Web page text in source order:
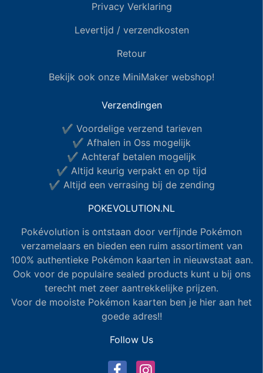
Privacy Verklaring
Levertijd / verzendkosten
Retour
Bekijk ook onze MiniMaker webshop!
Verzendingen
✔ Voordelige verzend tarieven
✔ Afhalen in Oss mogelijk
✔ Achteraf betalen mogelijk
✔ Altijd keurig verpakt en op tijd
✔ Altijd een verrasing bij de zending
POKEVOLUTION.NL
Pokévolution is ontstaan door verfijnde Pokémon
verzamelaars en bieden een ruim assortiment van
100% authentieke Pokémon kaarten in nieuwstaat aan.
Ook voor de populaire sealed products kunt u bij ons
terecht met zeer aantrekkelijke prijzen.
Voor de mooiste Pokémon kaarten ben je hier aan het
goede adres!!
Follow Us